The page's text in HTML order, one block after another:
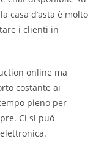
casa d’asta è molto
i clienti in
online ma
costante ai
pieno per
Ci si può